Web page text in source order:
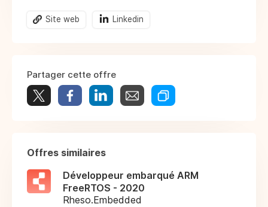
Site web Linkedin
Partager cette offre
Offres similaires
Développeur embarqué ARM
FreeRTOS - 2020
Rheso.Embedded